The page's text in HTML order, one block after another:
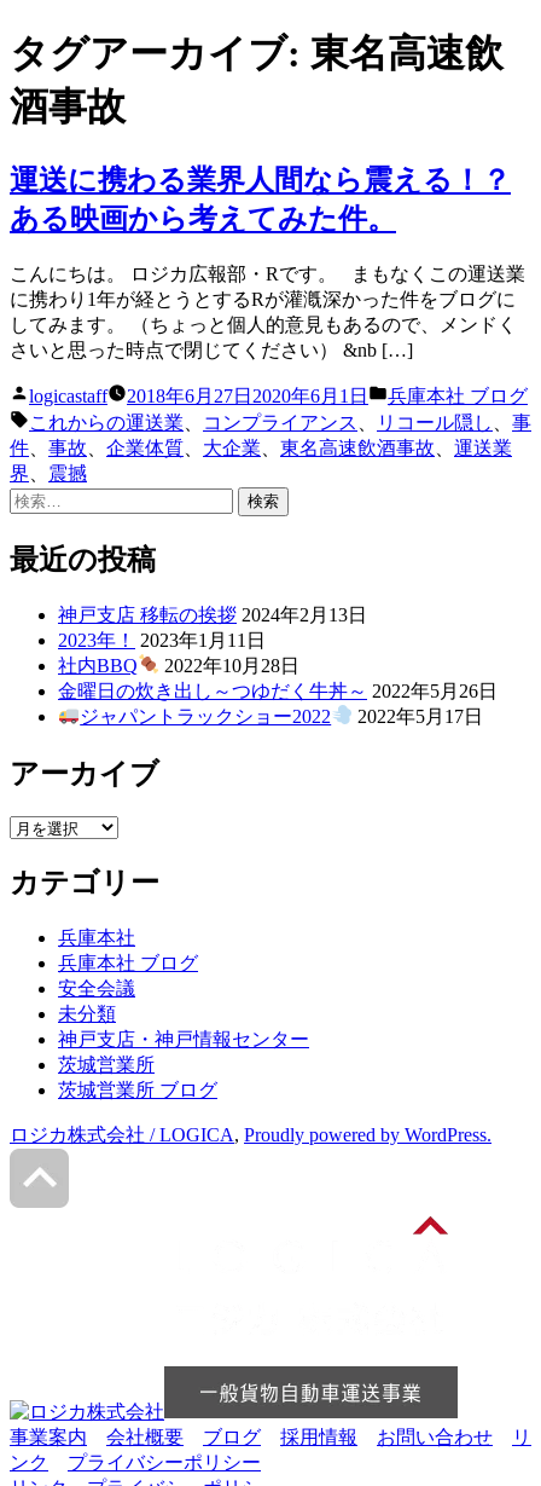
タグアーカイブ: 東名高速飲
酒事故
運送に携わる業界人間なら震える！？
ある映画から考えてみた件。
こんにちは。 ロジカ広報部・Rです。 まもなくこの運送業
に携わり1年が経とうとするRが灌漑深かった件をブログに
してみます。 （ちょっと個人的意見もあるので、メンドく
さいと思った時点で閉じてください） &nb […]
投
稿
者:
logicastaff 2018年6月27日 2020年6月1日
カ
テ
ゴ
兵庫本社 ブログ
タ
グ:
これからの運送業 コンプライアンス リコール隠し
事
件
事故 企業体質 大企業 東名高速飲酒事故
運送業
界
震撼
検
最近の投稿
神戸支店 移転の挨拶 2024年2月13日
2023年！
2023年1月11日
社内BBQ
2022年10月28日
金曜日の炊き出し～つゆだく牛丼～ 2022年5月26日
ジャパントラックショー2022
2022年5月17日
アーカイブ
ア
カ
イ
カテゴリー
兵庫本社
兵庫本社 ブログ
安全会議
未分類
神戸支店・神戸情報センター
茨城営業所
茨城営業所 ブログ
ロジカ株式会社 / LOGICA, Proudly powered by WordPress.
事業案内 会社概要 ブログ 採用情報 お問い合わせ
リ
ンク
プライバシーポリシー